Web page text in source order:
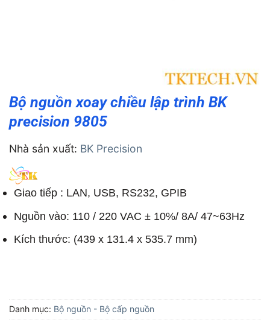
Bộ nguồn xoay chiều lập trình BK
precision 9805
Nhà sản xuất: BK Precision
Giao tiếp : LAN, USB, RS232, GPIB
Nguồn vào: 110 / 220 VAC ± 10%/ 8A/ 47~63Hz
Kích thước: (439 x 131.4 x 535.7 mm)
Danh mục: Bộ nguồn - Bộ cấp nguồn